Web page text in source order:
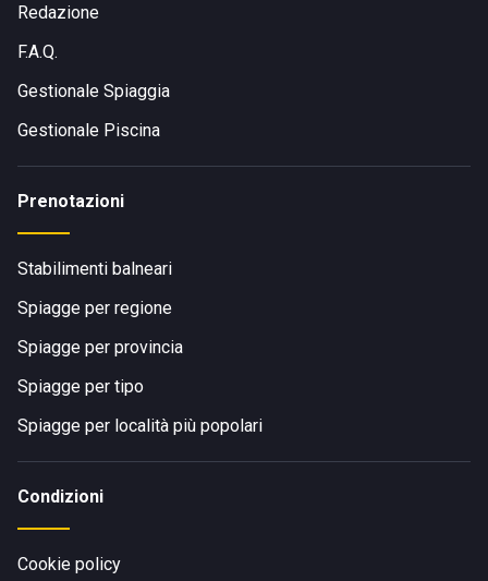
Redazione
F.A.Q.
Gestionale Spiaggia
Gestionale Piscina
Prenotazioni
Stabilimenti balneari
Spiagge per regione
Spiagge per provincia
Spiagge per tipo
Spiagge per località più popolari
Condizioni
Cookie policy